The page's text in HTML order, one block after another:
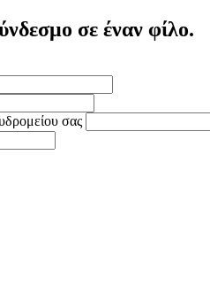
σε έναν φίλο.
σας